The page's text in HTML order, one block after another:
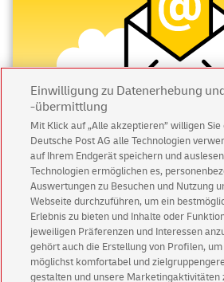
Abonnieren Sie
Immer informiert über
Aktionen - jetzt mit Vorteil
Privatkundensichern sich
für POSTSCAN!
Geschäftskundenerhalten
Einwilligung zu Datenerhebung
-übermittlung
Mit Klick auf „Alle akzeptieren” willigen Sie
Deutsche Post AG alle Technologien
auf Ihrem Endgerät speichern und
Technologien ermöglichen es,
Auswertungen zu Besuchen und Nutzung
Webseite durchzuführen, um ein
Erlebnis zu bieten und Inhalte oder
jeweiligen Präferenzen und Interessen
gehört auch die Erstellung von Profilen,
möglichst komfortabel und
gestalten und unsere Marketingaktivitäten